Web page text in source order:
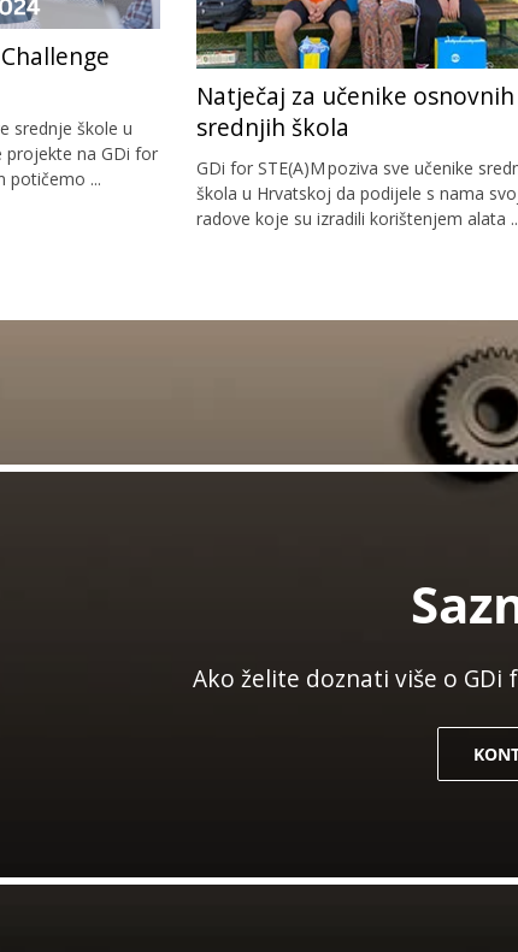
srednje škole u
projekte na GDi for
potičemo ...
Natječaj za učenike
srednjih škola
GDi for STE(A)M poziva sve učenike
škola u Hrvatskoj da podijele s nama
radove koje su izradili korištenjem alata
Ako želite doznati više o GDi